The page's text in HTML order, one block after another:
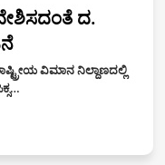
ದ.
ವಿಮಾನ ನಿಲ್ದಾಣದಲ್ಲಿ